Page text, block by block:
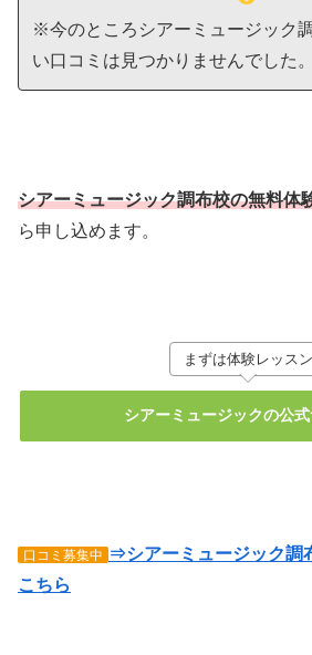
※今のところシアーミュージック
い口コミは見つかりませんでした。
シアーミュージック調布校の無料体
ら申し込めます。
まずは体験レッスン
シアーミュージックの公
口コミ募集中 ⇒シアーミュージック調
こちら